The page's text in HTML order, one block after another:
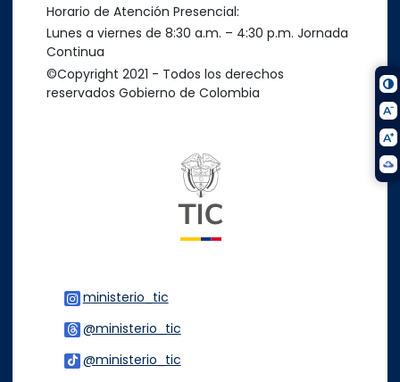
Horario de Atención Presencial:
Lunes a viernes de 8:30 a.m. – 4:30 p.m. Jornada
Continua
©Copyright 2021 - Todos los derechos
reservados Gobierno de Colombia
ministerio_tic
@ministerio_tic
@ministerio_tic